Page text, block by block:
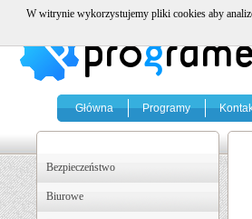
Główna Programy
Bezpieczeństwo
Biurowe
W witrynie wykorzystujemy pliki cookies aby